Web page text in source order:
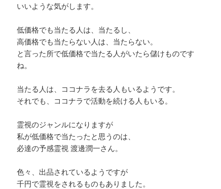
いいような気がします。
低価格でも当たる人は、当たるし、
高価格でも当たらない人は、当たらない。
と言った所で低価格で当たる人がいたら儲けものです
ね。
当たる人は、ココナラを去る人もいるようです。
それでも、ココナラで活動を続ける人もいる。
霊視のジャンルになりますが
私が低価格で当たったと思うのは、
必達の予感霊視 渡邊潤一さん。
色々、出品されているようですが
千円で霊視をされるものもありました。